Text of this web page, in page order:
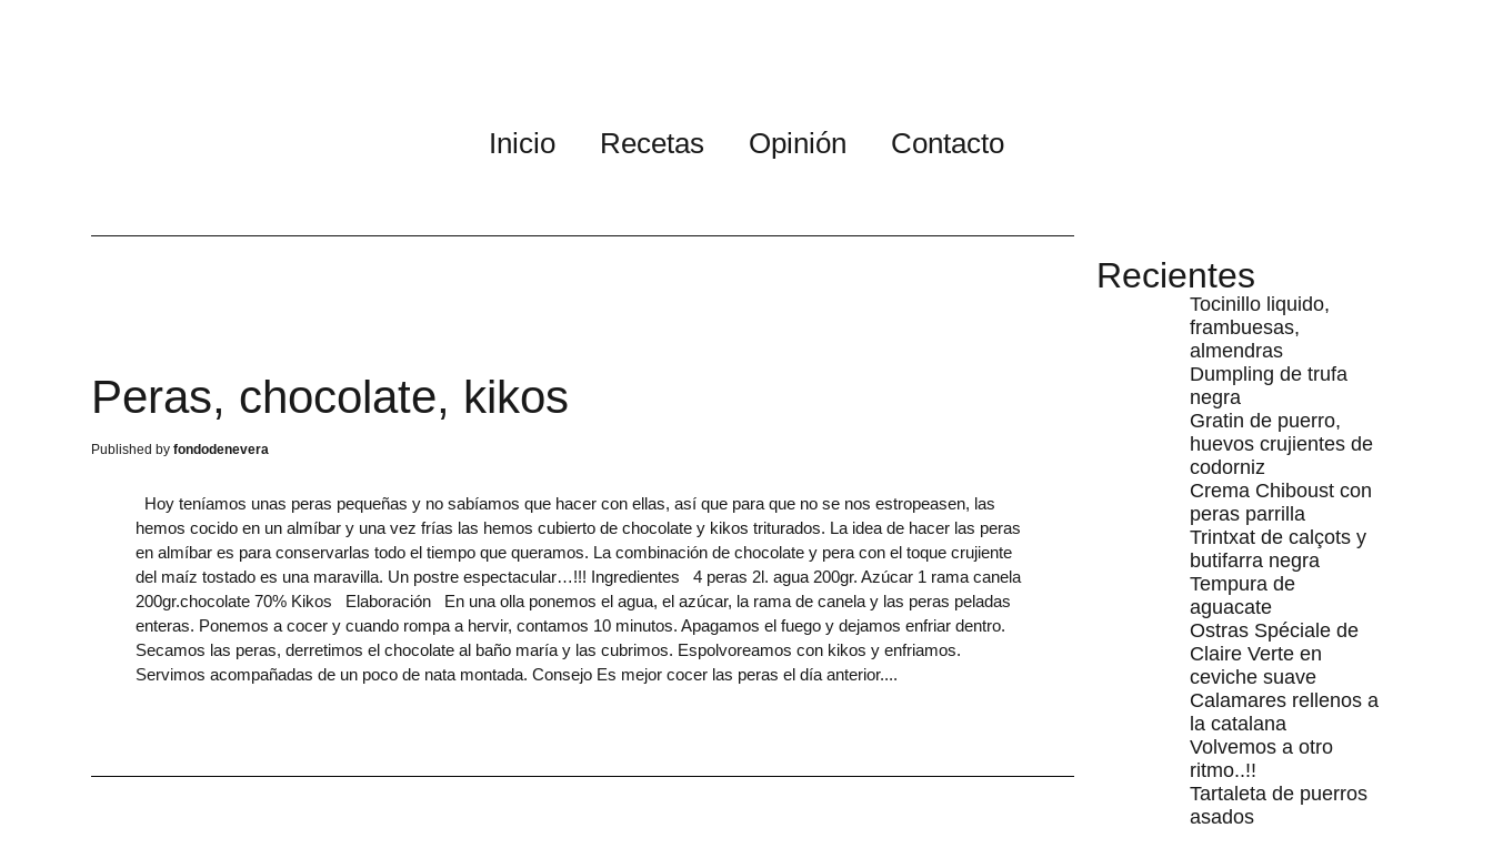
Inicio Recetas Opinión Contacto
Peras, chocolate, kikos
fondodenevera
Hoy teníamos unas peras pequeñas y no sabíamos que hacer con ellas, así que para que no se nos estropeasen, las
hemos cocido en un almíbar y una vez frías las hemos cubierto de chocolate y kikos triturados. La idea de hacer las peras
en almíbar es para conservarlas todo el tiempo que queramos. La combinación de chocolate y pera con el toque crujiente
del maíz tostado es una maravilla. Un postre espectacular…!!! Ingredientes 4 peras 2l. agua 200gr. Azúcar 1 rama canela
200gr.chocolate 70% Kikos Elaboración En una olla ponemos el agua, el azúcar, la rama de canela y las peras peladas
enteras. Ponemos a cocer y cuando rompa a hervir, contamos 10 minutos. Apagamos el fuego y dejamos enfriar dentro.
Secamos las peras, derretimos el chocolate al baño maría y las cubrimos. Espolvoreamos con kikos y enfriamos.
Servimos acompañadas de un poco de nata montada. Consejo Es mejor cocer las peras el día anterior.
Recientes
Tocinillo liquido,
frambuesas,
almendras
Dumpling de trufa
negra
Gratin de puerro,
huevos crujientes de
codorniz
Crema Chiboust con
peras parrilla
Trintxat de calçots y
butifarra negra
Tempura de
aguacate
Ostras Spéciale de
Claire Verte en
ceviche suave
Calamares rellenos a
la catalana
Volvemos a otro
ritmo..!!
Tartaleta de puerros
asados